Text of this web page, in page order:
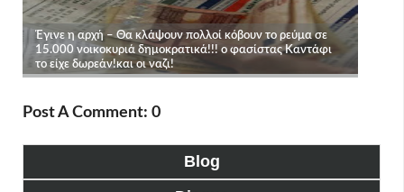
Post A Comment: 0
Blog